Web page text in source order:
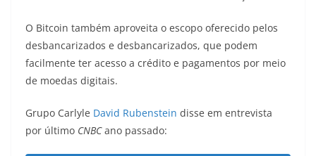
O Bitcoin também aproveita o escopo oferecido pelos
desbancarizados e desbancarizados, que podem
facilmente ter acesso a crédito e pagamentos por meio
de moedas digitais.
Grupo Carlyle David Rubenstein disse em entrevista
por último CNBCano passado: